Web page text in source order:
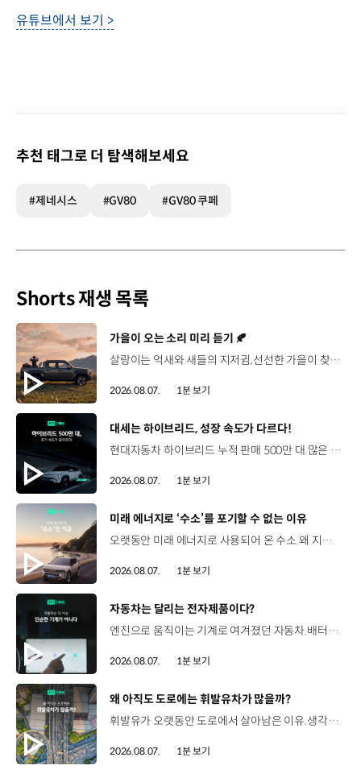
유튜브에서 보기 >
추천 태그로 더 탐색해보세요
#제네시스 #GV80 #GV80 쿠페
Shorts 재생 목록
[동영상]
가을이 오는 소리 미리 듣기 🍂
살랑이는 억새와 새들의 지저귐,선선한 가을이 찾아오는 소리. 더 기아 타스만과 함께 계절을 만나보세요. 🎧 *본 영상은 AI를 활용해 제작했습니다. #기아 #더기아타스만 #타스만 #가을 #입추 #Tasman #ASMR
2026.08.07. 1분 보기
[동영상]
대세는 하이브리드, 성장 속도가 다르다!
현대자동차 하이브리드 누적 판매 500만 대.많은 운전자들이 선택한 이유는 무엇일까요? 현대진행형 팟캐스트 EP.21에서 확인하세요.📻 #현대자동차그룹 #현대진행형 #모빌리티팟캐스트 #하이브리드 #연료 #미래모빌리티 #모빌리티
2026.08.07. 1분 보기
[동영상]
미래 에너지로 ‘수소’를 포기할 수 없는 이유
오랫동안 미래 에너지로 사용되어 온 수소.왜 지금까지도 중요한 선택지로 꼽힐까요? 현대진행형 팟캐스트 EP.21에서 확인하세요.📻 #현대자동차그룹 #현대진행형 #모빌리티팟캐스트 #수소전기차 #수소에너지 #연료 #미래모빌리티 #모빌리티
2026.08.07. 1분 보기
[동영상]
자동차는 달리는 전자제품이다?
엔진으로 움직이는 기계로 여겨졌던 자동차.배터리와 소프트웨어를 통해 어떻게 바뀌고 있을까요? 현대진행형 팟캐스트 EP.21에서 확인하세요.📻 #현대자동차그룹 #현대진행형 #모빌리티팟캐스트 #SDV #전기차 #연료 #미래모빌리티 #모빌리티
2026.08.07. 1분 보기
[동영상]
왜 아직도 도로에는 휘발유차가 많을까?
휘발유가 오랫동안 도로에서 살아남은 이유.생각보다 강력한 장점이 있었습니다. 현대진행형 팟캐스트 EP.21에서 확인하세요.📻 #현대자동차그룹 #현대진행형 #모빌리티팟캐스트 #휘발유 #내연기관 #연료 #미래모빌리티 #모빌리티
2026.08.07. 1분 보기